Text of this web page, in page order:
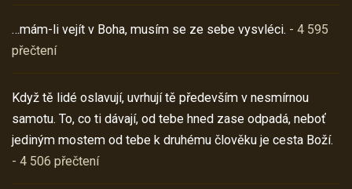
…mám-li vejít v Boha, musím se ze sebe vysvléci. - 4 595
přečtení
Když tě lidé oslavují, uvrhují tě především v nesmírnou
samotu. To, co ti dávají, od tebe hned zase odpadá, neboť
jediným mostem od tebe k druhému člověku je cesta Boží.
- 4 506 přečtení